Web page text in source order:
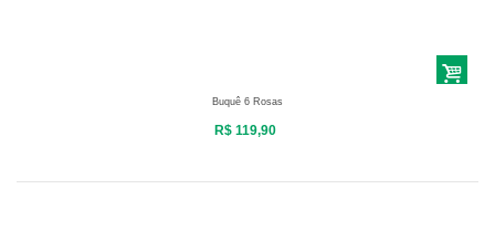
Buquê 6 Rosas
R$ 119,90